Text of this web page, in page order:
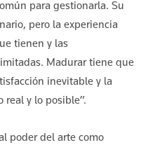
para gestionarla. Su
pero la experiencia
tienen y las
Madurar tiene que
inevitable y la
real y lo posible”.
poder del arte como